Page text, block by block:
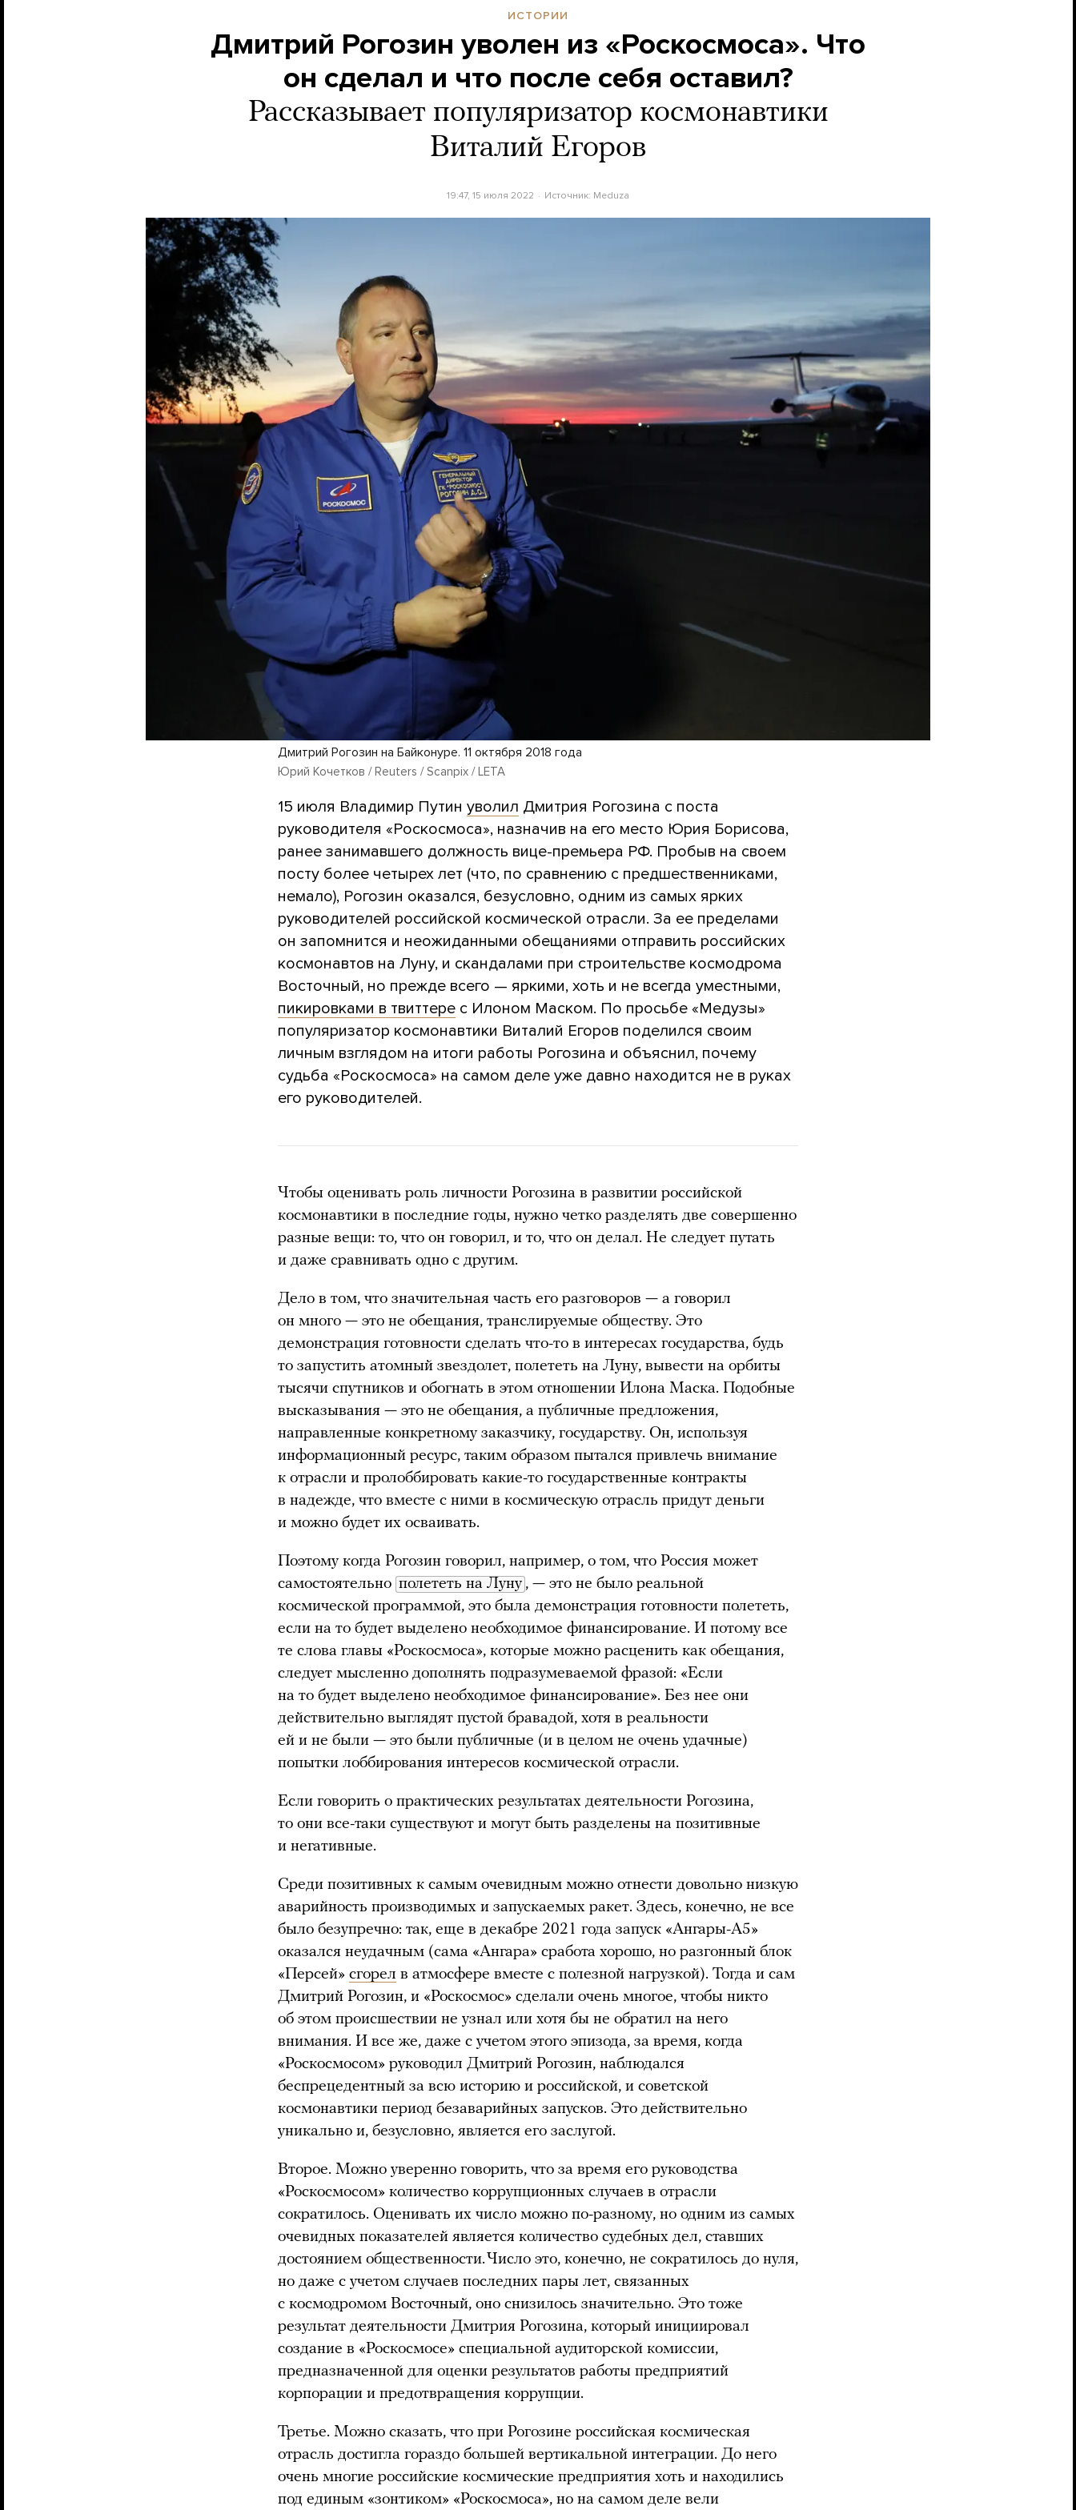
ИСТОРИИ
Дмитрий Рогозин уволен из «Роскосмоса». Что
он сделал и что после себя оставил?
Рассказывает популяризатор космонавтики
Виталий Егоров
19:47, 15 июля 2022 Источник: Meduza
Дмитрий Рогозин на Байконуре. 11 октября 2018 года
Юрий Кочетков / Reuters / Scanpix / LETA
15 июля Владимир Путин уволил Дмитрия Рогозина с поста
руководителя «Роскосмоса», назначив на его место Юрия Борисова,
ранее занимавшего должность вице-премьера РФ. Пробыв на своем
посту более четырех лет (что, по сравнению с предшественниками,
немало), Рогозин оказался, безусловно, одним из самых ярких
руководителей российской космической отрасли. За ее пределами
он запомнится и неожиданными обещаниями отправить российских
космонавтов на Луну, и скандалами при строительстве космодрома
Восточный, но прежде всего — яркими, хоть и не всегда уместными,
пикировками в твиттере с Илоном Маском. По просьбе «Медузы»
популяризатор космонавтики Виталий Егоров поделился своим
личным взглядом на итоги работы Рогозина и объяснил, почему
судьба «Роскосмоса» на самом деле уже давно находится не в руках
его руководителей.
Чтобы оценивать роль личности Рогозина в развитии российской
космонавтики в последние годы, нужно четко разделять две совершенно
разные вещи: то, что он говорил, и то, что он делал. Не следует путать
и даже сравнивать одно с другим.
Дело в том, что значительная часть его разговоров — а говорил
он много — это не обещания, транслируемые обществу. Это
демонстрация готовности сделать что-то в интересах государства, будь
то запустить атомный звездолет, полететь на Луну, вывести на орбиты
тысячи спутников и обогнать в этом отношении Илона Маска. Подобные
высказывания — это не обещания, а публичные предложения,
направленные конкретному заказчику, государству. Он, используя
информационный ресурс, таким образом пытался привлечь внимание
к отрасли и пролоббировать какие-то государственные контракты
в надежде, что вместе с ними в космическую отрасль придут деньги
и можно будет их осваивать.
Поэтому когда Рогозин говорил, например, о том, что Россия может
самостоятельно полететь на Луну , — это не было реальной
космической программой, это была демонстрация готовности полететь,
если на то будет выделено необходимое финансирование. И потому все
те слова главы «Роскосмоса», которые можно расценить как обещания,
следует мысленно дополнять подразумеваемой фразой: «Если
на то будет выделено необходимое финансирование». Без нее они
действительно выглядят пустой бравадой, хотя в реальности
ей и не были — это были публичные (и в целом не очень удачные)
попытки лоббирования интересов космической отрасли.
Если говорить о практических результатах деятельности Рогозина,
то они все-таки существуют и могут быть разделены на позитивные
и негативные.
Среди позитивных к самым очевидным можно отнести довольно низкую
аварийность производимых и запускаемых ракет. Здесь, конечно, не все
было безупречно: так, еще в декабре 2021 года запуск «Ангары-А5»
оказался неудачным (сама «Ангара» сработа хорошо, но разгонный блок
«Персей» сгорел в атмосфере вместе с полезной нагрузкой). Тогда и сам
Дмитрий Рогозин, и «Роскосмос» сделали очень многое, чтобы никто
об этом происшествии не узнал или хотя бы не обратил на него
внимания. И все же, даже с учетом этого эпизода, за время, когда
«Роскосмосом» руководил Дмитрий Рогозин, наблюдался
беспрецедентный за всю историю и российской, и советской
космонавтики период безаварийных запусков. Это действительно
уникально и, безусловно, является его заслугой.
Второе. Можно уверенно говорить, что за время его руководства
«Роскосмосом» количество коррупционных случаев в отрасли
сократилось. Оценивать их число можно по-разному, но одним из самых
очевидных показателей является количество судебных дел, ставших
достоянием общественности. Число это, конечно, не сократилось до нуля,
но даже с учетом случаев последних пары лет, связанных
с космодромом Восточный, оно снизилось значительно. Это тоже
результат деятельности Дмитрия Рогозина, который инициировал
создание в «Роскосмосе» специальной аудиторской комиссии,
предназначенной для оценки результатов работы предприятий
корпорации и предотвращения коррупции.
Третье. Можно сказать, что при Рогозине российская космическая
отрасль достигла гораздо большей вертикальной интеграции. До него
очень многие российские космические предприятия хоть и находились
под единым «зонтиком» «Роскосмоса», но на самом деле вели